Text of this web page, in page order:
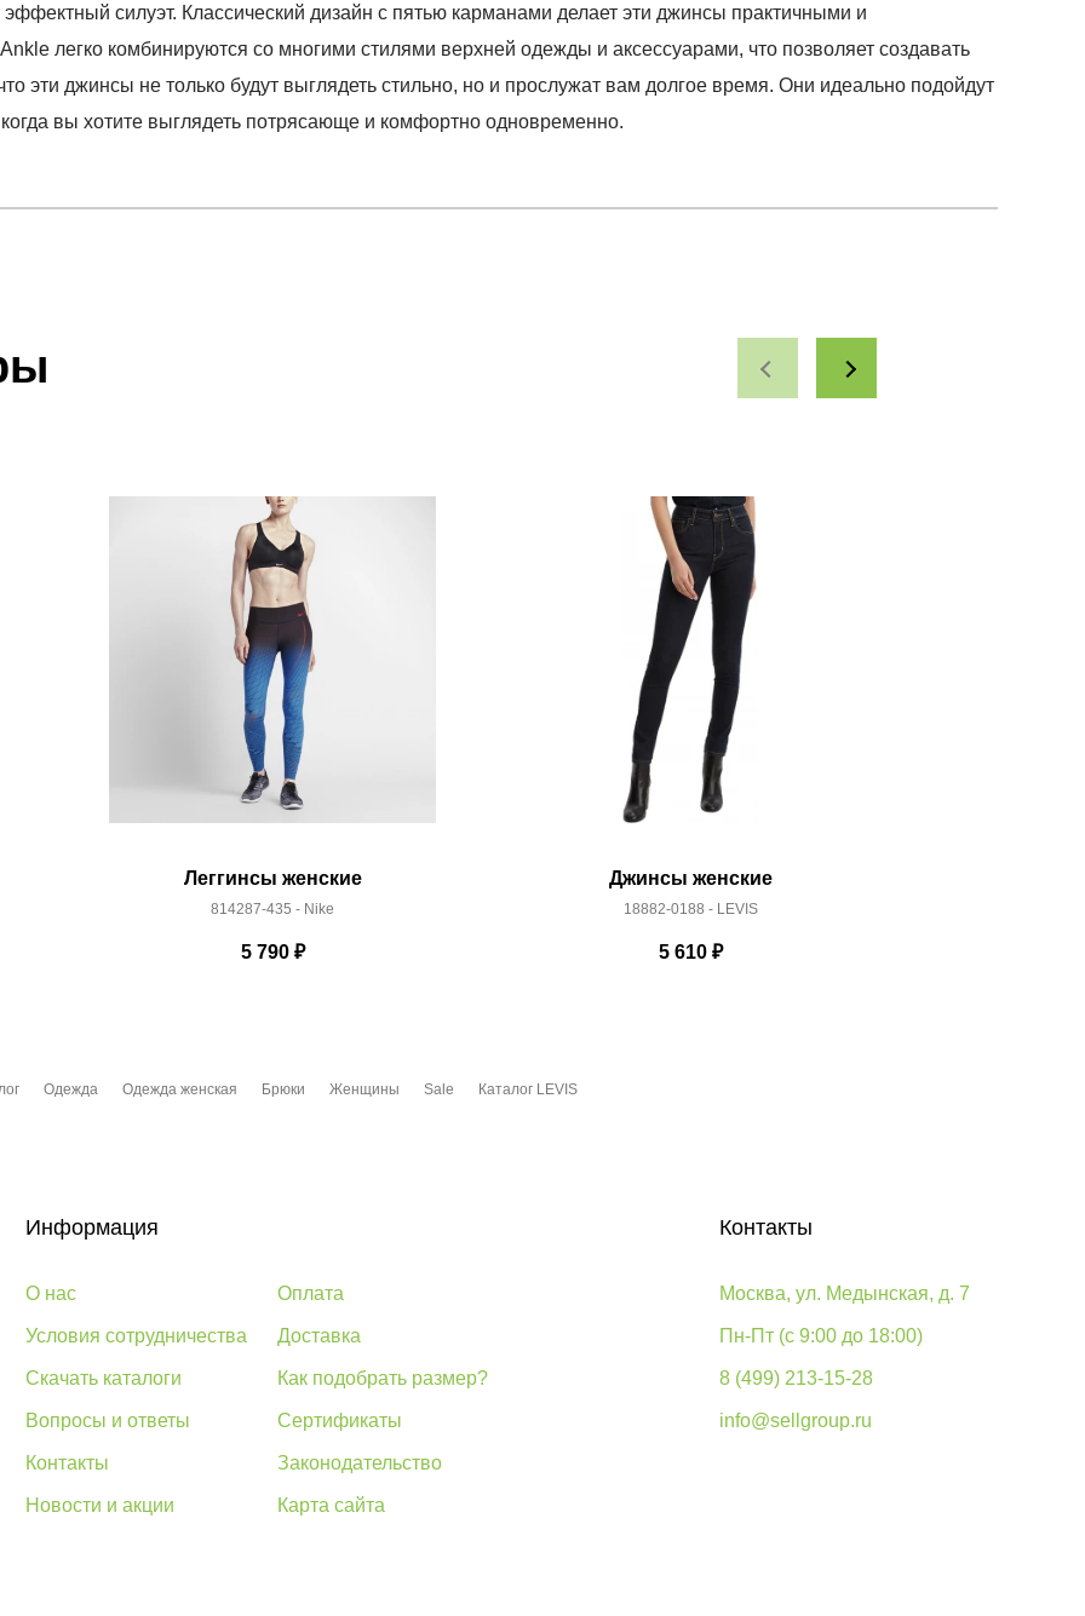
силуэт. Классический дизайн с пятью карманами делает эти джинсы практичными и
легко комбинируются со многими стилями верхней одежды и аксессуарами, что позволяет создавать
эти джинсы не только будут выглядеть стильно, но и прослужат вам долгое время. Они идеально подойдут
вы хотите выглядеть потрясающе и комфортно одновременно.
доставки
Леггинсы женские
814287-435 - Nike
5 790₽
Джинсы женские
18882-0188 - LEVIS
5 610₽
Одежда Одежда женская Брюки Женщины Sale Каталог LEVIS
Информация
О нас
Условия сотрудничества
Скачать каталоги
Вопросы и ответы
Контакты
Новости и акции
Оплата
Доставка
Как подобрать размер?
Сертификаты
Законодательство
Карта сайта
Контакты
Москва, ул. Медынская, д. 7
Пн-Пт (с 9:00 до 18:00)
8 (499) 213-15-28
info@sellgroup.ru